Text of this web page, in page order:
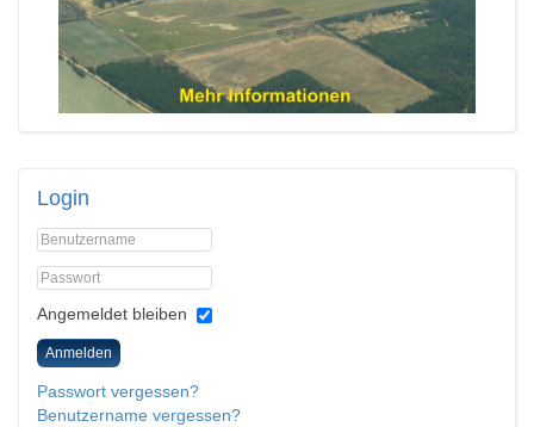
Login
Angemeldet bleiben
Anmelden
Passwort vergessen?
Benutzername vergessen?